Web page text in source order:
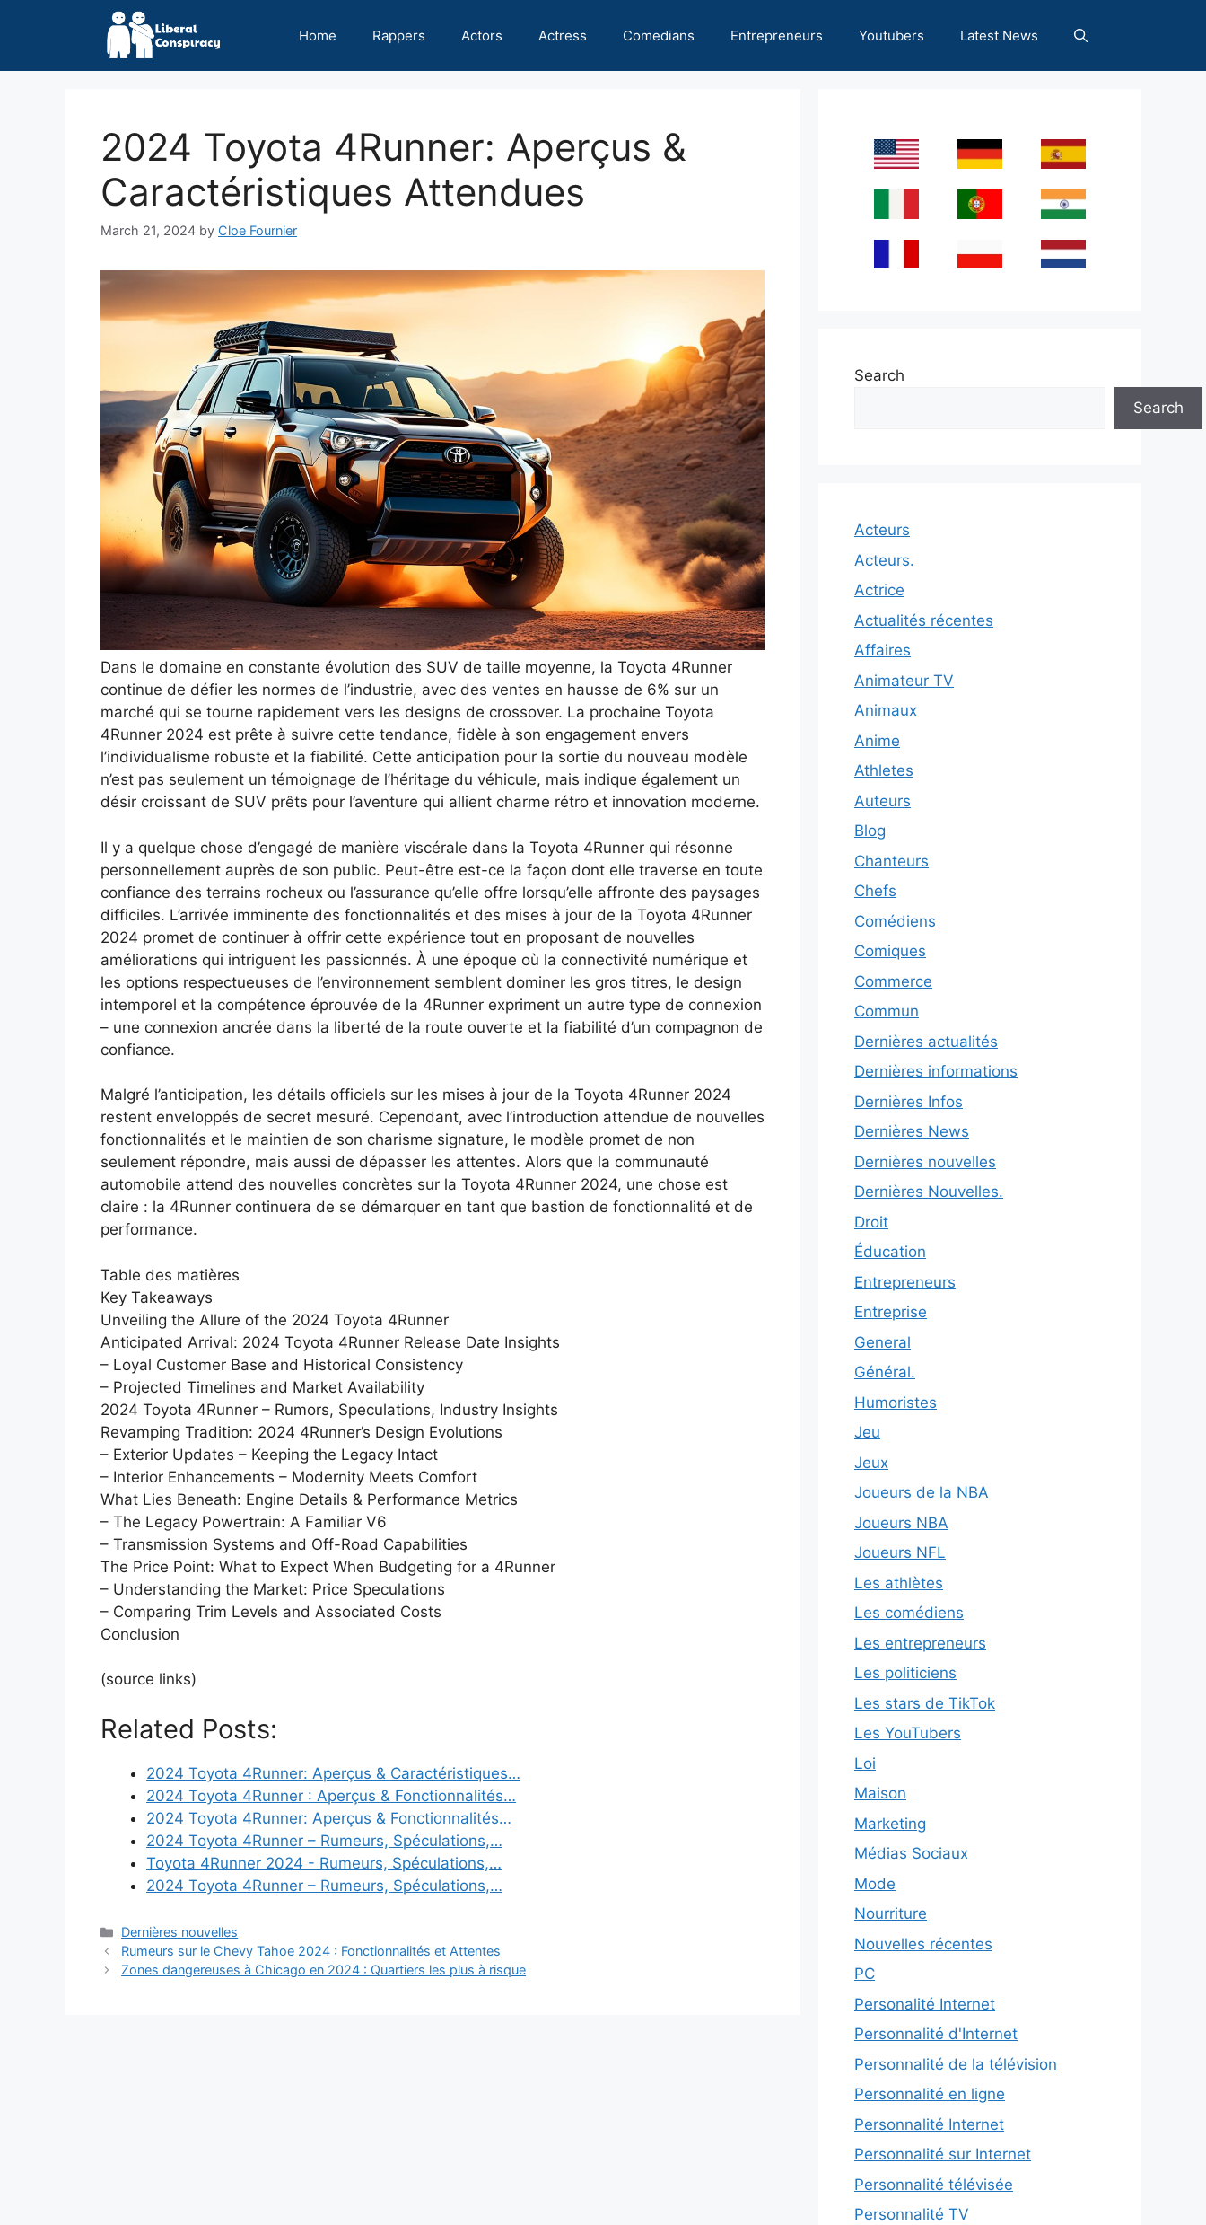
Home Rappers Actors Actress Comedians Entrepreneurs Youtubers Latest News
2024 Toyota 4Runner: Aperçus &
Caractéristiques Attendues
March 21, 2024 by Cloe Fournier
Dans le domaine en constante évolution des SUV de taille moyenne, la Toyota 4Runner
continue de défier les normes de l’industrie, avec des ventes en hausse de 6% sur un
marché qui se tourne rapidement vers les designs de crossover. La prochaine Toyota
4Runner 2024 est prête à suivre cette tendance, fidèle à son engagement envers
l’individualisme robuste et la fiabilité. Cette anticipation pour la sortie du nouveau modèle
n’est pas seulement un témoignage de l’héritage du véhicule, mais indique également un
désir croissant de SUV prêts pour l’aventure qui allient charme rétro et innovation moderne.
Il y a quelque chose d’engagé de manière viscérale dans la Toyota 4Runner qui résonne
personnellement auprès de son public. Peut-être est-ce la façon dont elle traverse en toute
confiance des terrains rocheux ou l’assurance qu’elle offre lorsqu’elle affronte des paysages
difficiles. L’arrivée imminente des fonctionnalités et des mises à jour de la Toyota 4Runner
2024 promet de continuer à offrir cette expérience tout en proposant de nouvelles
améliorations qui intriguent les passionnés. À une époque où la connectivité numérique et
les options respectueuses de l’environnement semblent dominer les gros titres, le design
intemporel et la compétence éprouvée de la 4Runner expriment un autre type de connexion
– une connexion ancrée dans la liberté de la route ouverte et la fiabilité d’un compagnon de
confiance.
Malgré l’anticipation, les détails officiels sur les mises à jour de la Toyota 4Runner 2024
restent enveloppés de secret mesuré. Cependant, avec l’introduction attendue de nouvelles
fonctionnalités et le maintien de son charisme signature, le modèle promet de non
seulement répondre, mais aussi de dépasser les attentes. Alors que la communauté
automobile attend des nouvelles concrètes sur la Toyota 4Runner 2024, une chose est
claire : la 4Runner continuera de se démarquer en tant que bastion de fonctionnalité et de
performance.
Table des matières
Key Takeaways
Unveiling the Allure of the 2024 Toyota 4Runner
Anticipated Arrival: 2024 Toyota 4Runner Release Date Insights
– Loyal Customer Base and Historical Consistency
– Projected Timelines and Market Availability
2024 Toyota 4Runner – Rumors, Speculations, Industry Insights
Revamping Tradition: 2024 4Runner’s Design Evolutions
– Exterior Updates – Keeping the Legacy Intact
– Interior Enhancements – Modernity Meets Comfort
What Lies Beneath: Engine Details & Performance Metrics
– The Legacy Powertrain: A Familiar V6
– Transmission Systems and Off-Road Capabilities
The Price Point: What to Expect When Budgeting for a 4Runner
– Understanding the Market: Price Speculations
– Comparing Trim Levels and Associated Costs
Conclusion
(source links)
Related Posts:
2024 Toyota 4Runner: Aperçus & Caractéristiques…
2024 Toyota 4Runner : Aperçus & Fonctionnalités…
2024 Toyota 4Runner: Aperçus & Fonctionnalités…
2024 Toyota 4Runner – Rumeurs, Spéculations,…
Toyota 4Runner 2024 - Rumeurs, Spéculations,…
2024 Toyota 4Runner – Rumeurs, Spéculations,…
Categories
Dernières nouvelles
Rumeurs sur le Chevy Tahoe 2024 : Fonctionnalités et Attentes
Zones dangereuses à Chicago en 2024 : Quartiers les plus à risque
Search
Search
Acteurs
Acteurs.
Actrice
Actualités récentes
Affaires
Animateur TV
Animaux
Anime
Athletes
Auteurs
Blog
Chanteurs
Chefs
Comédiens
Comiques
Commerce
Commun
Dernières actualités
Dernières informations
Dernières Infos
Dernières News
Dernières nouvelles
Dernières Nouvelles.
Droit
Éducation
Entrepreneurs
Entreprise
General
Général.
Humoristes
Jeu
Jeux
Joueurs de la NBA
Joueurs NBA
Joueurs NFL
Les athlètes
Les comédiens
Les entrepreneurs
Les politiciens
Les stars de TikTok
Les YouTubers
Loi
Maison
Marketing
Médias Sociaux
Mode
Nourriture
Nouvelles récentes
PC
Personalité Internet
Personnalité d'Internet
Personnalité de la télévision
Personnalité en ligne
Personnalité Internet
Personnalité sur Internet
Personnalité télévisée
Personnalité TV